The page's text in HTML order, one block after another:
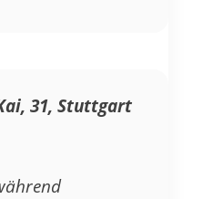
31, Stuttgart